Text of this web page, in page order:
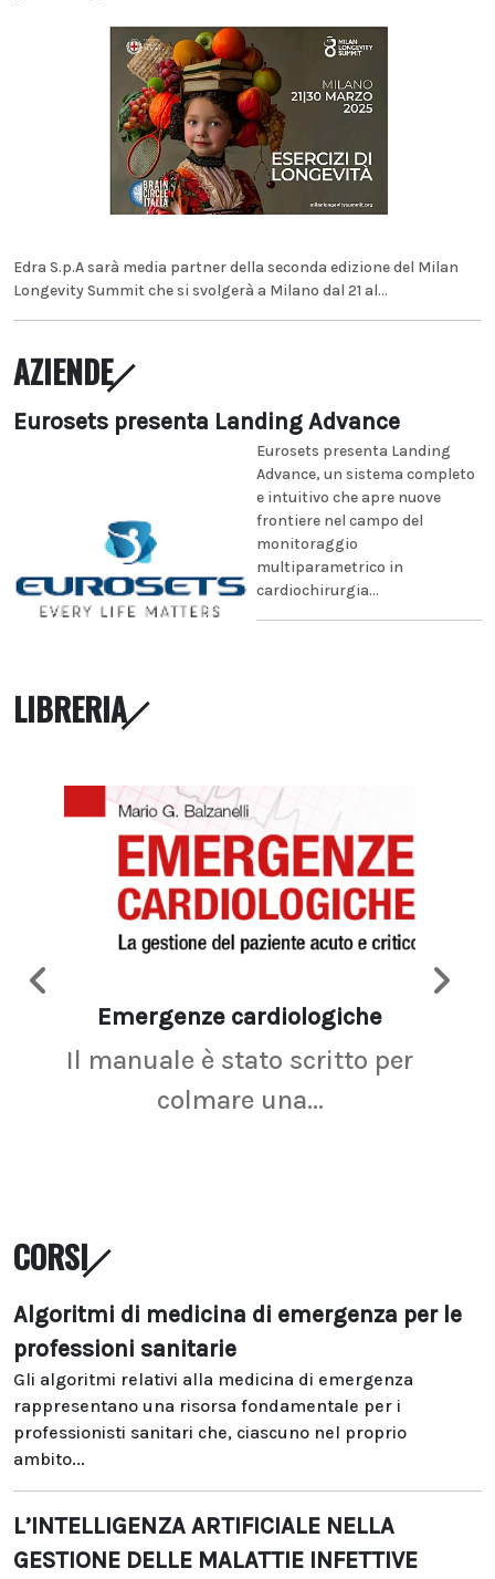
Edra S.p.A sarà media partner della seconda edizione del Milan
Longevity Summit che si svolgerà a Milano dal 21 al...
AZIENDE
Eurosets presenta Landing Advance
Eurosets presenta Landing
Advance, un sistema completo
e intuitivo che apre nuove
frontiere nel campo del
monitoraggio
multiparametrico in
cardiochirurgia...
LIBRERIA
Emergenze cardiologiche
Il manuale è stato scritto per
colmare una...
CORSI
Algoritmi di medicina di emergenza per le
professioni sanitarie
Gli algoritmi relativi alla medicina di emergenza
rappresentano una risorsa fondamentale per i
professionisti sanitari che, ciascuno nel proprio
ambito...
L’INTELLIGENZA ARTIFICIALE NELLA
GESTIONE DELLE MALATTIE INFETTIVE